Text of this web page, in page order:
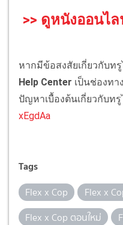
>> ดูหนังออนไ
หากมีข้อสงสัยเกี่ยวกับท
Help Center เป็นช่องท
ปัญหาเบื้องต้นเกี่ยวกับทรู
xEgdAa
Tags
Flex x Cop
Flex x
Flex x Cop ตอนใหม่